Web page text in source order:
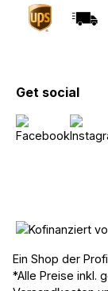
Get social
Ein Shop der
*Alle Preise inkl.